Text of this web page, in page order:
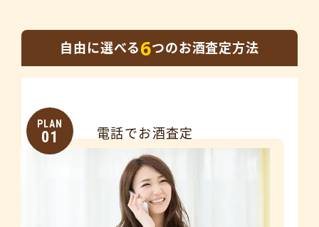
自由に選べる6つのお酒査定方法
PLAN
01 電話でお酒査定